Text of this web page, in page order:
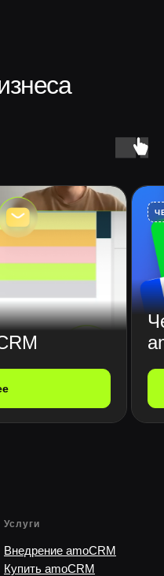
Услуги
Внедрение amoCRM
Купить amoCRM